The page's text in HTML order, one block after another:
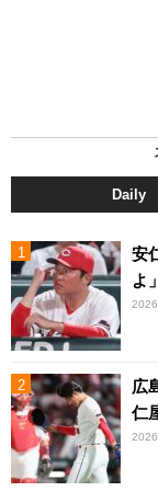
Daily
安
よ
広
仁